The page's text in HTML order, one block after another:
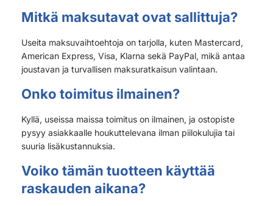
Mitkä maksutavat ovat sallittuja?
Useita maksuvaihtoehtoja on tarjolla, kuten Mastercard,
American Express, Visa, Klarna sekä PayPal, mikä antaa
joustavan ja turvallisen maksuratkaisun valintaan.
Onko toimitus ilmainen?
Kyllä, useissa maissa toimitus on ilmainen, ja ostopiste
pysyy asiakkaalle houkuttelevana ilman piilokulujia tai
suuria lisäkustannuksia.
Voiko tämän tuotteen käyttää
raskauden aikana?